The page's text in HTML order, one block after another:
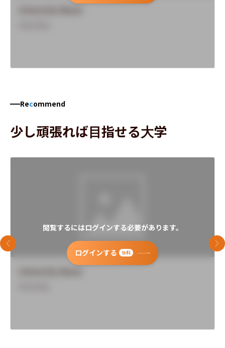
Recommend
少し頑張れば目指せる大学
閲覧するにはログインする必要があります。
ログインする 無料
前のスライド 次